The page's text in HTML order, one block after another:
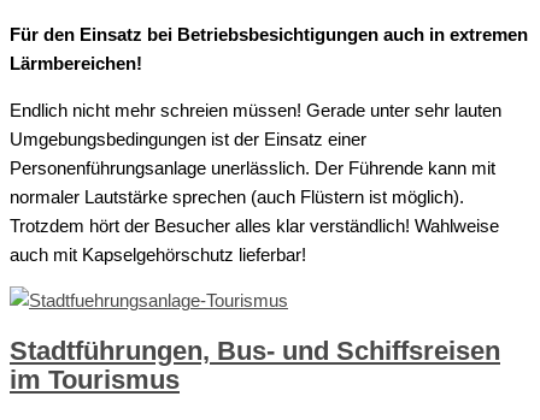
Für den Einsatz bei Betriebsbesichtigungen auch in extremen
Lärmbereichen!
Endlich nicht mehr schreien müssen! Gerade unter sehr lauten
Umgebungsbedingungen ist der Einsatz einer
Personenführungsanlage unerlässlich. Der Führende kann mit
normaler Lautstärke sprechen (auch Flüstern ist möglich).
Trotzdem hört der Besucher alles klar verständlich! Wahlweise
auch mit Kapselgehörschutz lieferbar!
Stadtführungen, Bus- und Schiffsreisen
im Tourismus